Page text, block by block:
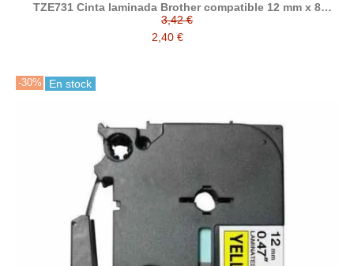
TZE731 Cinta laminada Brother compatible 12 mm x 8
metros
3,42 €
2,40 €
-30% En stock